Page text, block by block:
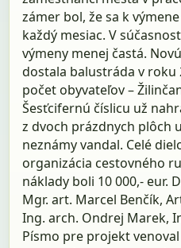
zámer bol, že sa k
každý mesiac. V
výmeny menej častá.
dostala balustráda v roku
počet obyvateľov –
Šesťcifernú číslicu už
z dvoch prázdnych plôch
neznámy vandal. Celé
organizácia cestovného
náklady boli 10 000,- eur.
Mgr. art. Marcel Benčík,
Ing. arch. Ondrej Marek,
Písmo pre projekt